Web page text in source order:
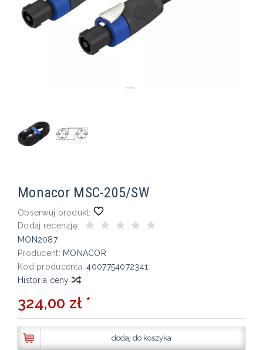
Monacor MSC-205/SW
Obserwuj produkt:
Dodaj recenzję:
MON2087
Producent: MONACOR
Kod producenta: 4007754072341
Historia ceny
324,00 zł *
dodaj do koszyka